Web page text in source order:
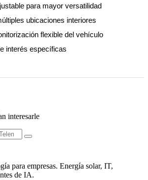
para mayor versatilidad
ubicaciones interiores
flexible del vehículo
interés específicas
interesarle
para empresas. Energía solar, IT,
de IA.